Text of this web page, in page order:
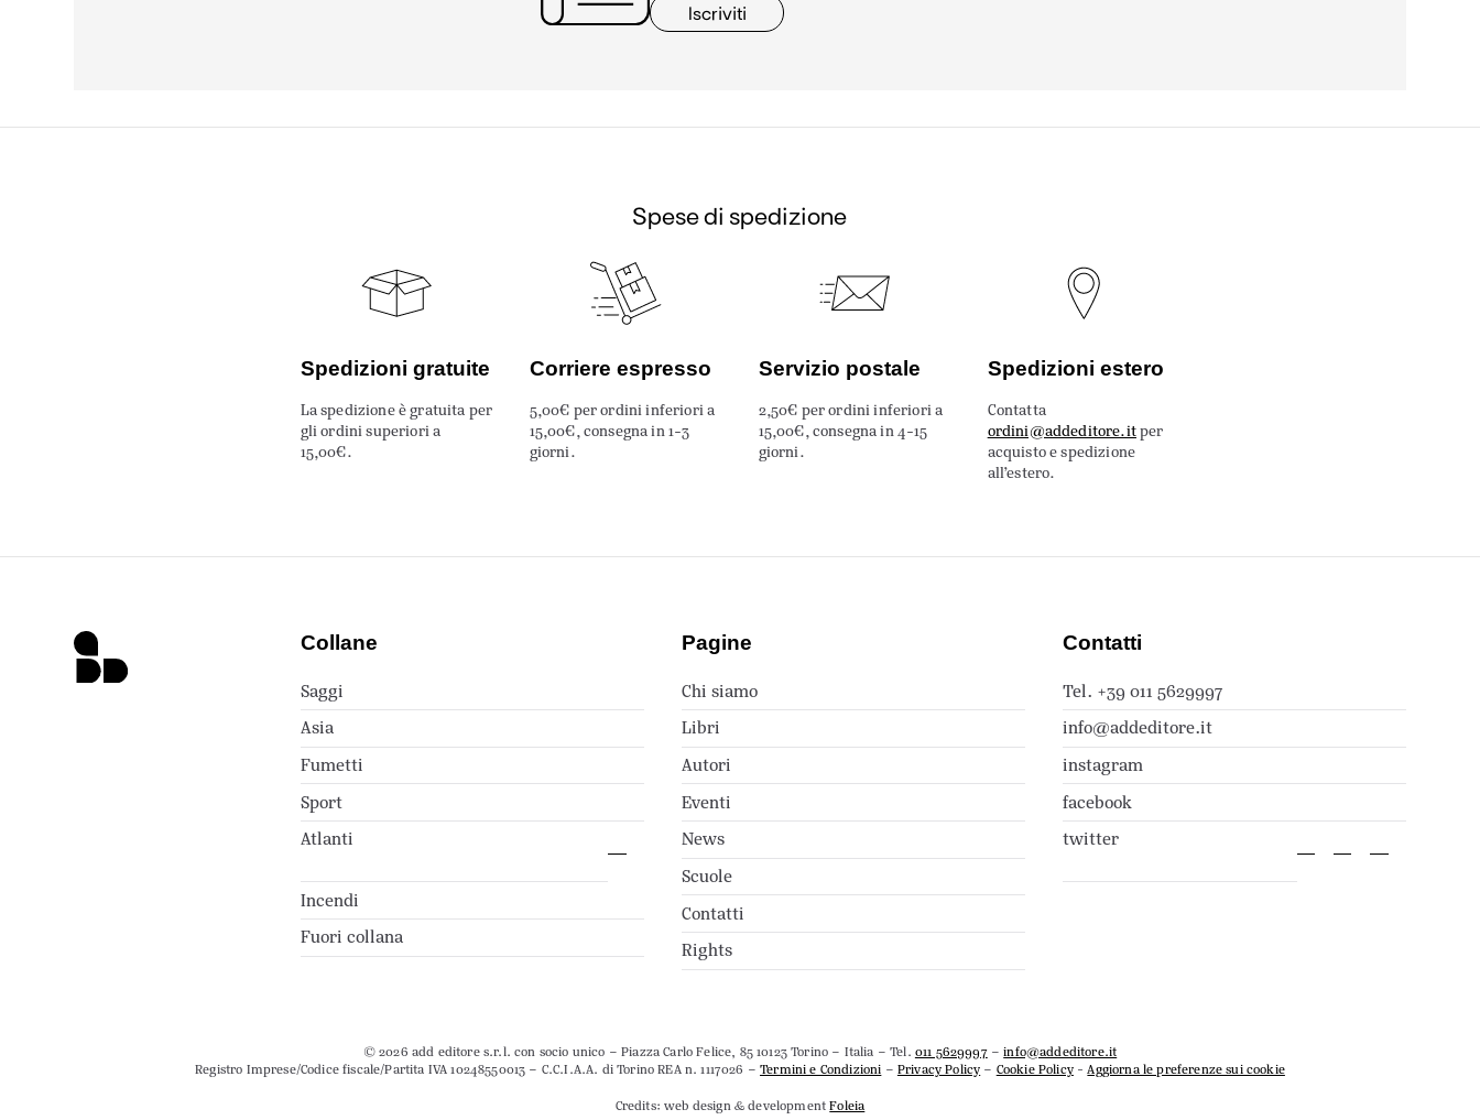
Iscriviti
Spese di spedizione
Spedizioni gratuite
La spedizione è gratuita per
gli ordini superiori a
15,00€.
Corriere espresso
5,00€ per ordini inferiori a
15,00€, consegna in 1-3
giorni.
Servizio postale
2,50€ per ordini inferiori a
15,00€, consegna in 4-15
giorni.
Spedizioni estero
Contatta
ordini@addeditore.itper
acquisto e spedizione
all’estero.
Collane
Saggi
Asia
Fumetti
Sport
Atlanti
Incendi
Fuori collana
Pagine
Chi siamo
Libri
Autori
Eventi
News
Scuole
Contatti
Rights
Contatti
Tel. +39 011 5629997
info@addeditore.it
instagram
facebook
twitter
© 2026 add editore s.r.l. con socio unico – Piazza Carlo Felice, 85 10123 Torino – Italia – Tel. 011 5629997–info@addeditore.it
Registro Imprese/Codice fiscale/Partita IVA 10248550013 – C.C.I.A.A. di Torino REA n. 1117026 –Termini e Condizioni – Privacy Policy – Cookie Policy-Aggiorna le preferenze sui cookie
Credits: web design & developmentFoleia